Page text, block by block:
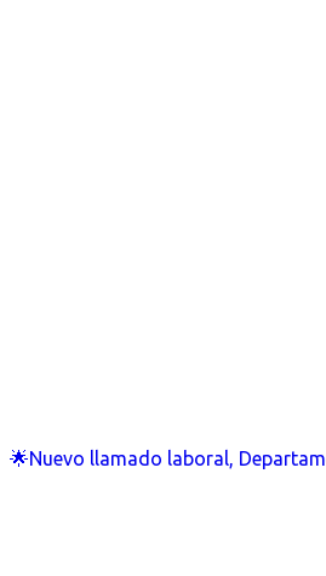
🌟Nuevo llamado laboral,